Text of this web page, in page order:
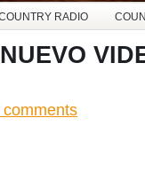
RADIO
comments